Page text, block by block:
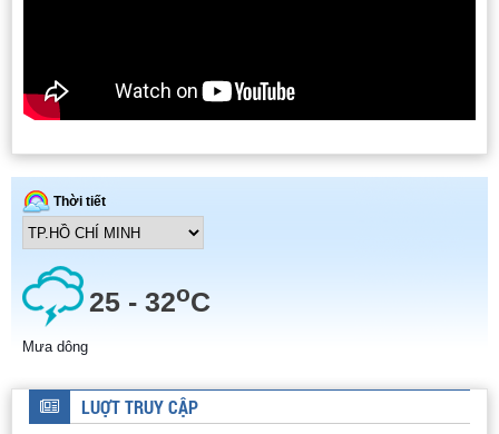
THIẾT BỊ ĐẲNG NHIỆT HẤP PHỤ - GIẢI HẤP PHỤ N2
LUỢT TRUY CẬP